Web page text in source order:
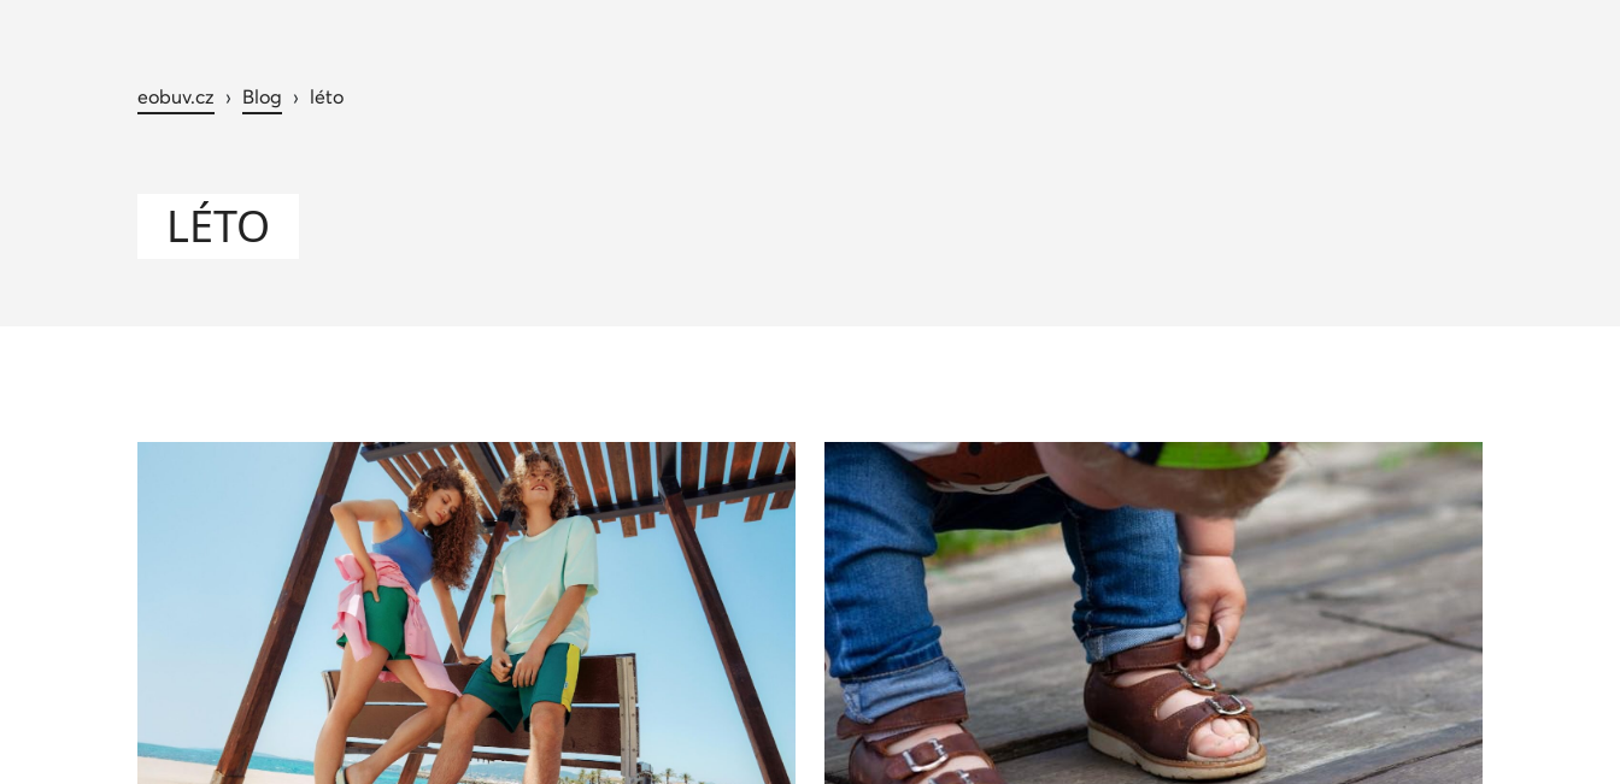
eobuv.cz › Blog › léto
LÉTO